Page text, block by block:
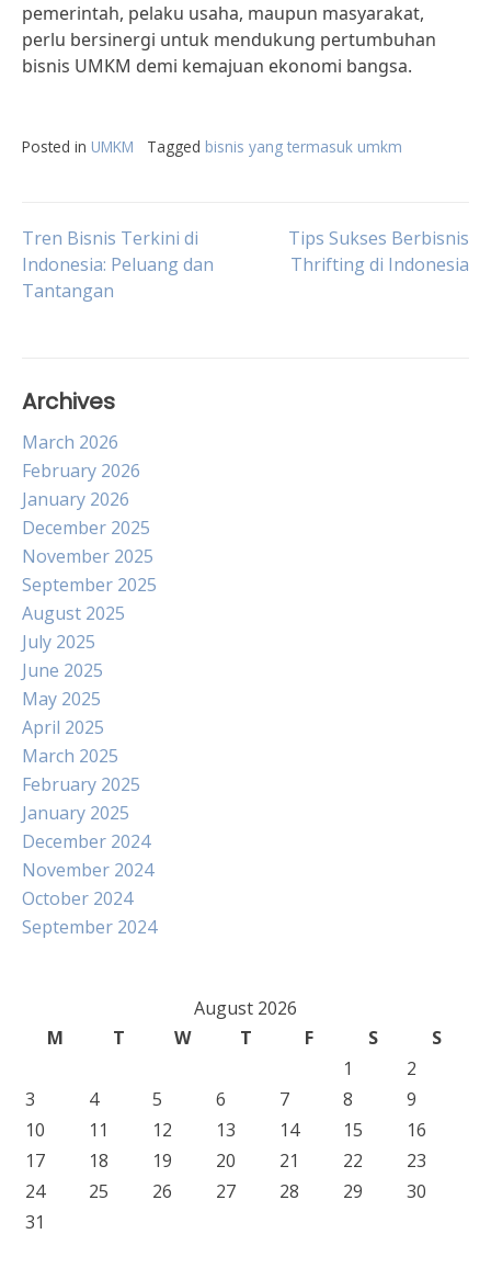
pemerintah, pelaku usaha, maupun masyarakat,
perlu bersinergi untuk mendukung pertumbuhan
bisnis UMKM demi kemajuan ekonomi bangsa.
Posted in UMKM Tagged bisnis yang termasuk umkm
Post
navigation
Tren Bisnis Terkini di
Indonesia: Peluang dan
Tantangan
Tips Sukses Berbisnis
Thrifting di Indonesia
Archives
March 2026
February 2026
January 2026
December 2025
November 2025
September 2025
August 2025
July 2025
June 2025
May 2025
April 2025
March 2025
February 2025
January 2025
December 2024
November 2024
October 2024
September 2024
August 2026
M
T W T F S
S
1
2
3
4 5 6 7 8
9
10
11 12 13 14 15
16
17
18 19 20 21 22
23
24
25 26 27 28 29
30
31